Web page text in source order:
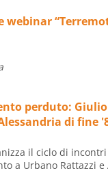
perduto:
di fine
il ciclo di
a Urbano Rattazzi